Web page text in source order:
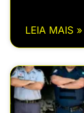
LEIA MAIS »